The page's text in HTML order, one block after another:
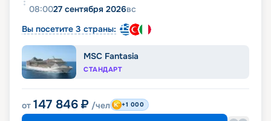
08:0027 сентября 2026вс
Вы посетите 3 страны:
MSC Fantasia
СТАНДАРТ
от 147 846 ₽ /чел +1 000